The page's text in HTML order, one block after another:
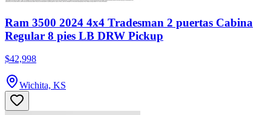
Ram 3500 2024 4x4 Tradesman 2 puertas Cabina
Regular 8 pies LB DRW Pickup
$42,998
Wichita, KS